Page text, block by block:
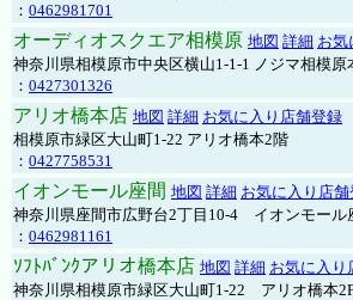
： 0462981701
オーディオスクエア相模原 地図 詳細 お気
神奈川県相模原市中央区横山1-1-1 ノジマ相模原
： 0427301326
アリオ橋本店 地図 詳細 お気に入り店舗登録
相模原市緑区大山町1-22 アリオ橋本2階
： 0427758531
イオンモール座間 地図 詳細 お気に入り店舗
神奈川県座間市広野台2丁目10-4 イオンモール
： 0462981161
ｿﾌﾄﾊﾞﾝｸアリオ橋本店 地図 詳細 お気に入り
神奈川県相模原市緑区大山町1-22 アリオ橋本